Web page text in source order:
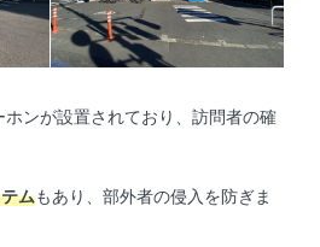
ンが設置されており、訪問者の確
ムもあり、部外者の侵入を防ぎま